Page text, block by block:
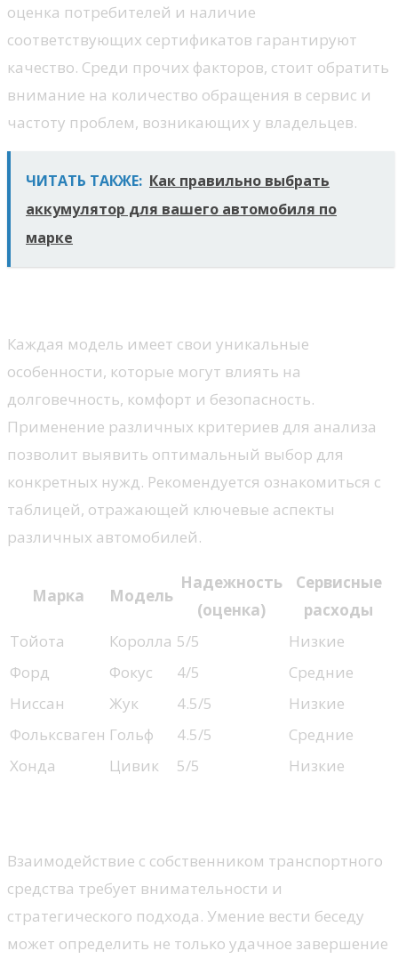
оценка потребителей и наличие
соответствующих сертификатов гарантируют
качество. Среди прочих факторов, стоит обратить
внимание на количество обращения в сервис и
частоту проблем, возникающих у владельцев.
ЧИТАТЬ ТАКЖЕ: Как правильно выбрать
аккумулятор для вашего автомобиля по
марке
Каждая модель имеет свои уникальные
особенности, которые могут влиять на
долговечность, комфорт и безопасность.
Применение различных критериев для анализа
позволит выявить оптимальный выбор для
конкретных нужд. Рекомендуется ознакомиться с
таблицей, отражающей ключевые аспекты
различных автомобилей.
Марка Модель
Надежность
(оценка)
Сервисные
расходы
Тойота
Королла 5/5
Низкие
Форд
Фокус 4/5
Средние
Ниссан
Жук 4.5/5
Низкие
Фольксваген Гольф 4.5/5
Средние
Хонда
Цивик 5/5 Низкие
Взаимодействие с собственником транспортного
средства требует внимательности и
стратегического подхода. Умение вести беседу
может определить не только удачное завершение